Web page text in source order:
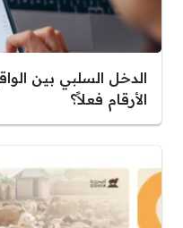
الدخل السلبي بين
الأرقام فعلاً؟